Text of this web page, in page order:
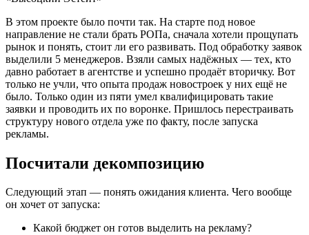
В этом проекте было почти так. На старте под новое
направление не стали брать РОПа, сначала хотели прощупать
рынок и понять, стоит ли его развивать. Под обработку заявок
выделили 5 менеджеров. Взяли самых надёжных — тех, кто
давно работает в агентстве и успешно продаёт вторичку. Вот
только не учли, что опыта продаж новостроек у них ещё не
было. Только один из пяти умел квалифицировать такие
заявки и проводить их по воронке. Пришлось перестраивать
структуру нового отдела уже по факту, после запуска
рекламы.
Посчитали декомпозицию
Следующий этап — понять ожидания клиента. Чего вообще
он хочет от запуска:
Какой бюджет он готов выделить на рекламу?